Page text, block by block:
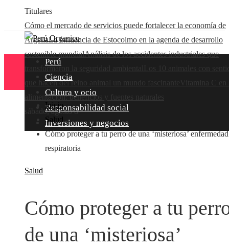
Titulares
Cómo el mercado de servicios puede fortalecer la economía de
ArgeliaLa influencia de Estocolmo en la agenda de desarrollo
sostenible mundialAnálisis de los accidentes industriales que
transformaron la seguridad ambiental
que hacen del reino animal un mundo fascinante
alimentación: beneficios y fuentes naturales
sábado, agosto 8
Perú
Ciencia
Cultura y ocio
Responsabilidad social
Inversiones y negocios
Inicio
Salud
Cómo proteger a tu perro de una ‘misteriosa’ enfermedad
respiratoria
Salud
Cómo proteger a tu
de una ‘misteriosa’